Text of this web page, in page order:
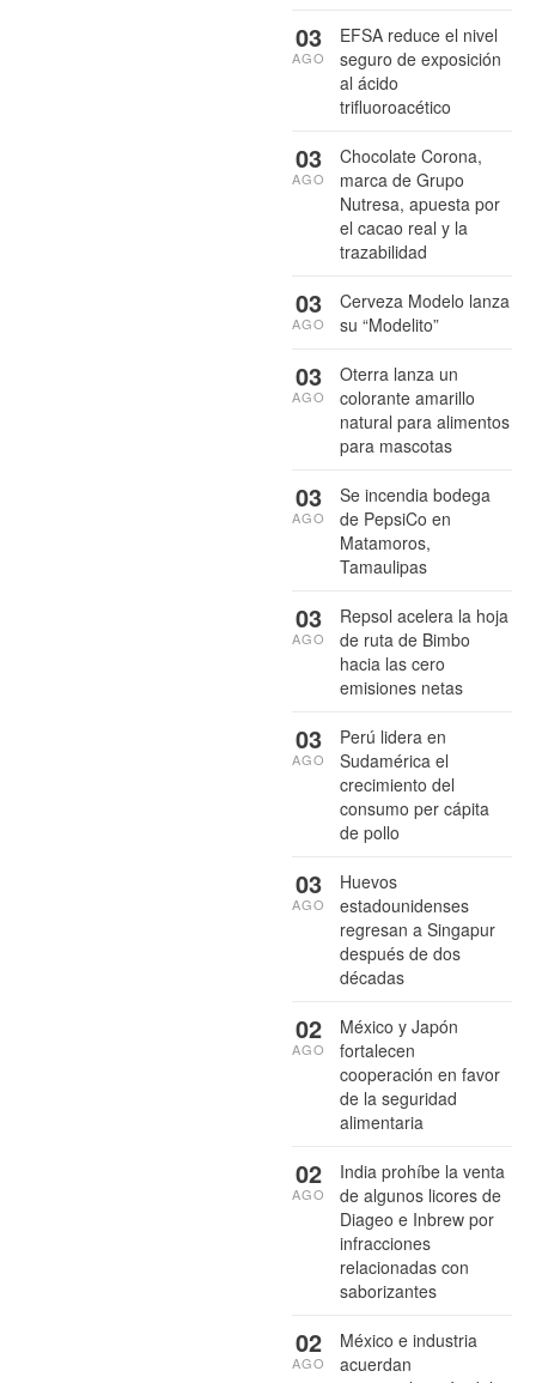
EFSA reduce el nivel
seguro de exposición
al ácido
trifluoroacético
03
AGO
Chocolate Corona,
marca de Grupo
Nutresa, apuesta por
el cacao real y la
trazabilidad
03
AGO
Cerveza Modelo lanza
su “Modelito”
03
AGO
Oterra lanza un
colorante amarillo
natural para alimentos
para mascotas
03
AGO
Se incendia bodega
de PepsiCo en
Matamoros,
Tamaulipas
03
AGO
Repsol acelera la hoja
de ruta de Bimbo
hacia las cero
emisiones netas
03
AGO
Perú lidera en
Sudamérica el
crecimiento del
consumo per cápita
de pollo
03
AGO
Huevos
estadounidenses
regresan a Singapur
después de dos
décadas
03
AGO
México y Japón
fortalecen
cooperación en favor
de la seguridad
alimentaria
02
AGO
India prohíbe la venta
de algunos licores de
Diageo e Inbrew por
infracciones
relacionadas con
saborizantes
02
AGO
México e industria
acuerdan
02
AGO